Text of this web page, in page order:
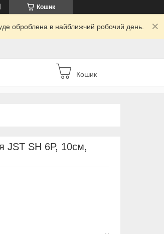
Кошик
оброблена в найближчий робочий день.
Кошик
JST SH 6P, 10см,